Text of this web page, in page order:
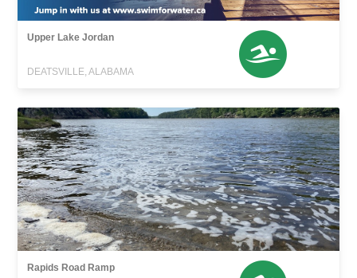
Upper Lake Jordan
DEATSVILLE, ALABAMA
Rapids Road Ramp